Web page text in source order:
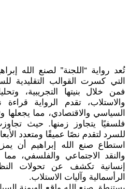
تُعد رواية “اللجنة” لصنع الله
التي كسرت القوالب التقليدية
فمن خلال بنيتها التجريبية،
والاستلاب، تقدم الرواية قراءة
السياسي والاقتصادي، مما يجعلها
فلسفيًا يتجاوز زمنها. حيث
للسرد لتقدم نصًا عميقًا ومتعدد
استطاع صنع الله إبراهيم أن
والنقد الاجتماعي والفلسفي،
إنسانية تكشف عن تحولات
الرأسمالية وآليات الاستلاب.